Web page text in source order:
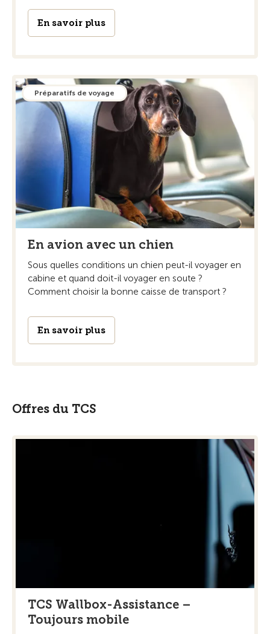
En savoir plus
Préparatifs de voyage
En avion avec un chien
Sous quelles conditions un chien peut-il voyager en
cabine et quand doit-il voyager en soute ?
Comment choisir la bonne caisse de transport ?
En savoir plus
Offres du TCS
TCS Wallbox-Assistance –
Toujours mobile